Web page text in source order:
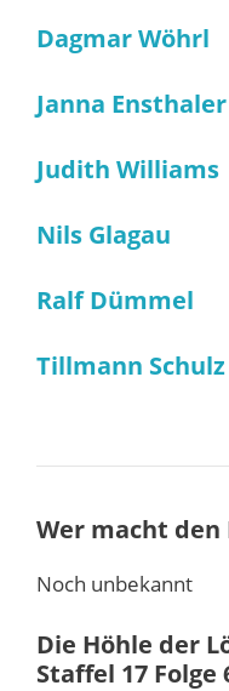
Dagmar Wöhrl
Janna Ensthaler
Judith Williams
Nils Glagau
Ralf Dümmel
Tillmann Schulz
Wer macht den
Noch unbekannt
Die Höhle der
Staffel 17 Folge